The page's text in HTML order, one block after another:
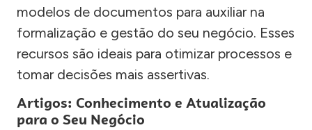
modelos de documentos para auxiliar na
formalização e gestão do seu negócio. Esses
recursos são ideais para otimizar processos e
tomar decisões mais assertivas.
Artigos: Conhecimento e Atualização
para o Seu Negócio